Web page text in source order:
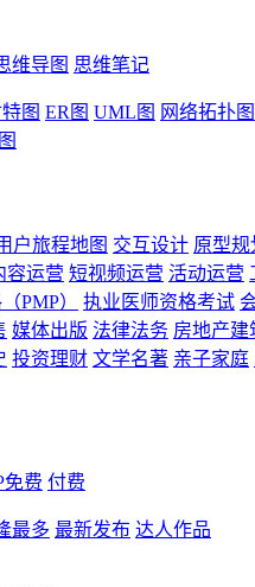
维导图 思维笔记
图 ER图 UML图 网络拓扑图
户旅程地图 交互设计 原型规
容运营 短视频运营 活动运营
PMP）
执业医师资格考试
媒体出版 法律法务 房地产建
投资理财 文学名著 亲子家庭
免费 付费
最多 最新发布 达人作品